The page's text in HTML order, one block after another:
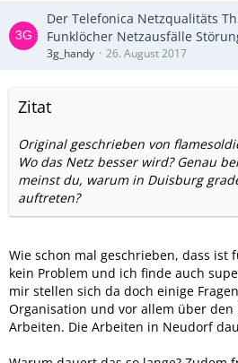
Der Telefonica Netzqualitäts
Funklöcher Netzausfälle
3g_handy 26. August 2017
Zitat
Original geschrieben von
Wo das Netz besser wird? Genau
meinst du, warum in Duisburg
auftreten?
Wie schon mal geschrieben, dass ist
kein Problem und ich finde auch
mir stellen sich da doch einige
Organisation und vor allem über
Arbeiten. Die Arbeiten in Neudorf